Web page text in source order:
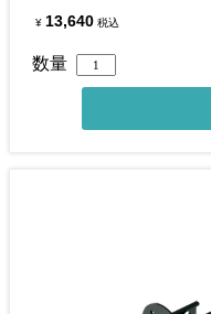
¥ 13,640 税込
数量